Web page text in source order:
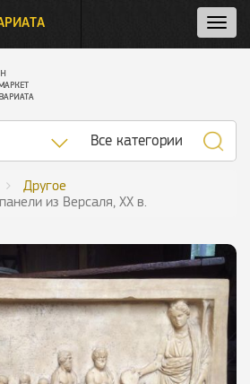
и
Список
Все категории
Другое
из Версаля, ХХ в.